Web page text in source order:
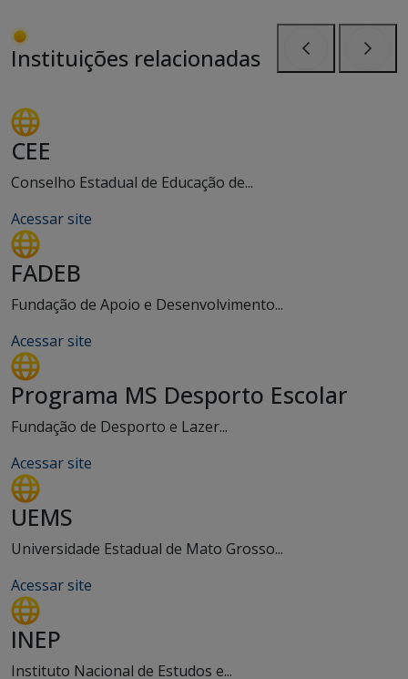
Instituições relacionadas
CEE
Conselho Estadual de Educação de...
Acessar site
FADEB
Fundação de Apoio e Desenvolvimento...
Acessar site
Programa MS Desporto Escolar
Fundação de Desporto e Lazer...
Acessar site
UEMS
Universidade Estadual de Mato Grosso...
Acessar site
INEP
Instituto Nacional de Estudos e...